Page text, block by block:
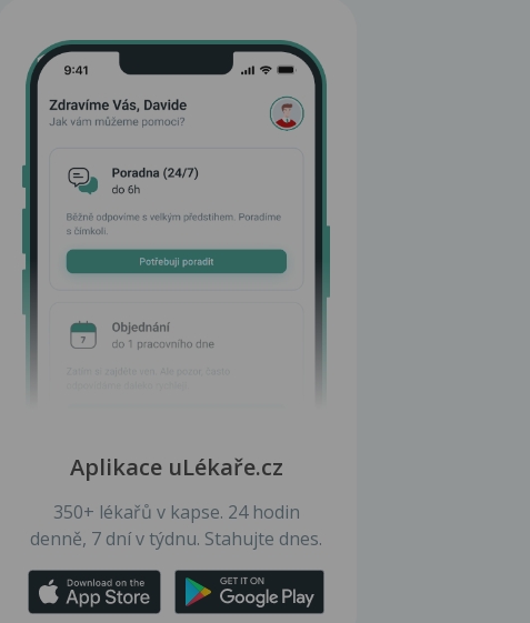
Aplikace uLékaře.cz
350+ lékařů v kapse. 24 hodin
denně, 7 dní v týdnu. Stahujte dnes.